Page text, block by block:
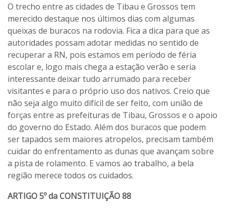
O trecho entre as cidades de Tibau e Grossos tem
merecido destaque nos últimos dias com algumas
queixas de buracos na rodovia. Fica a dica para que as
autoridades possam adotar medidas no sentido de
recuperar a RN, pois estamos em período de féria
escolar e, logo mais chega a estação verão e seria
interessante deixar tudo arrumado para receber
visitantes e para o próprio uso dos nativos. Creio que
não seja algo muito difícil de ser feito, com união de
forças entre as prefeituras de Tibau, Grossos e o apoio
do governo do Estado. Além dos buracos que podem
ser tapados sem maiores atropelos, precisam também
cuidar do enfrentamento as dunas que avançam sobre
a pista de rolamento. E vamos ao trabalho, a bela
região merece todos os cuidados.
ARTIGO 5º da CONSTITUIÇÃO 88